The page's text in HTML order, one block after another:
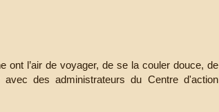
ont l’air de voyager, de se la couler douce, de
des administrateurs du Centre d'action